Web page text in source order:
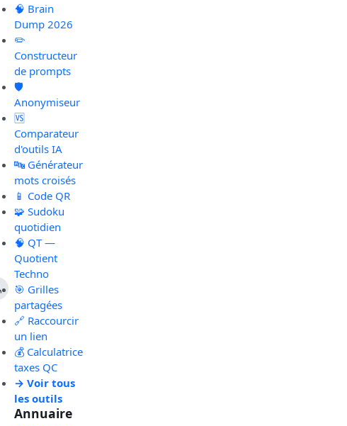
🧠 Brain
Dump 2026
✏️
Constructeur
de prompts
🛡️
Anonymiseur
🆚
Comparateur
d'outils IA
🔤 Générateur
mots croisés
📱 Code QR
🧩 Sudoku
quotidien
🧠 QT —
Quotient
Techno
🎯 Grilles
partagées
🔗 Raccourcir
un lien
💰 Calculatrice
taxes QC
→ Voir tous
les outils
Annuaire